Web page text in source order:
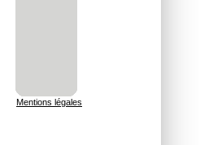
Mentions légales